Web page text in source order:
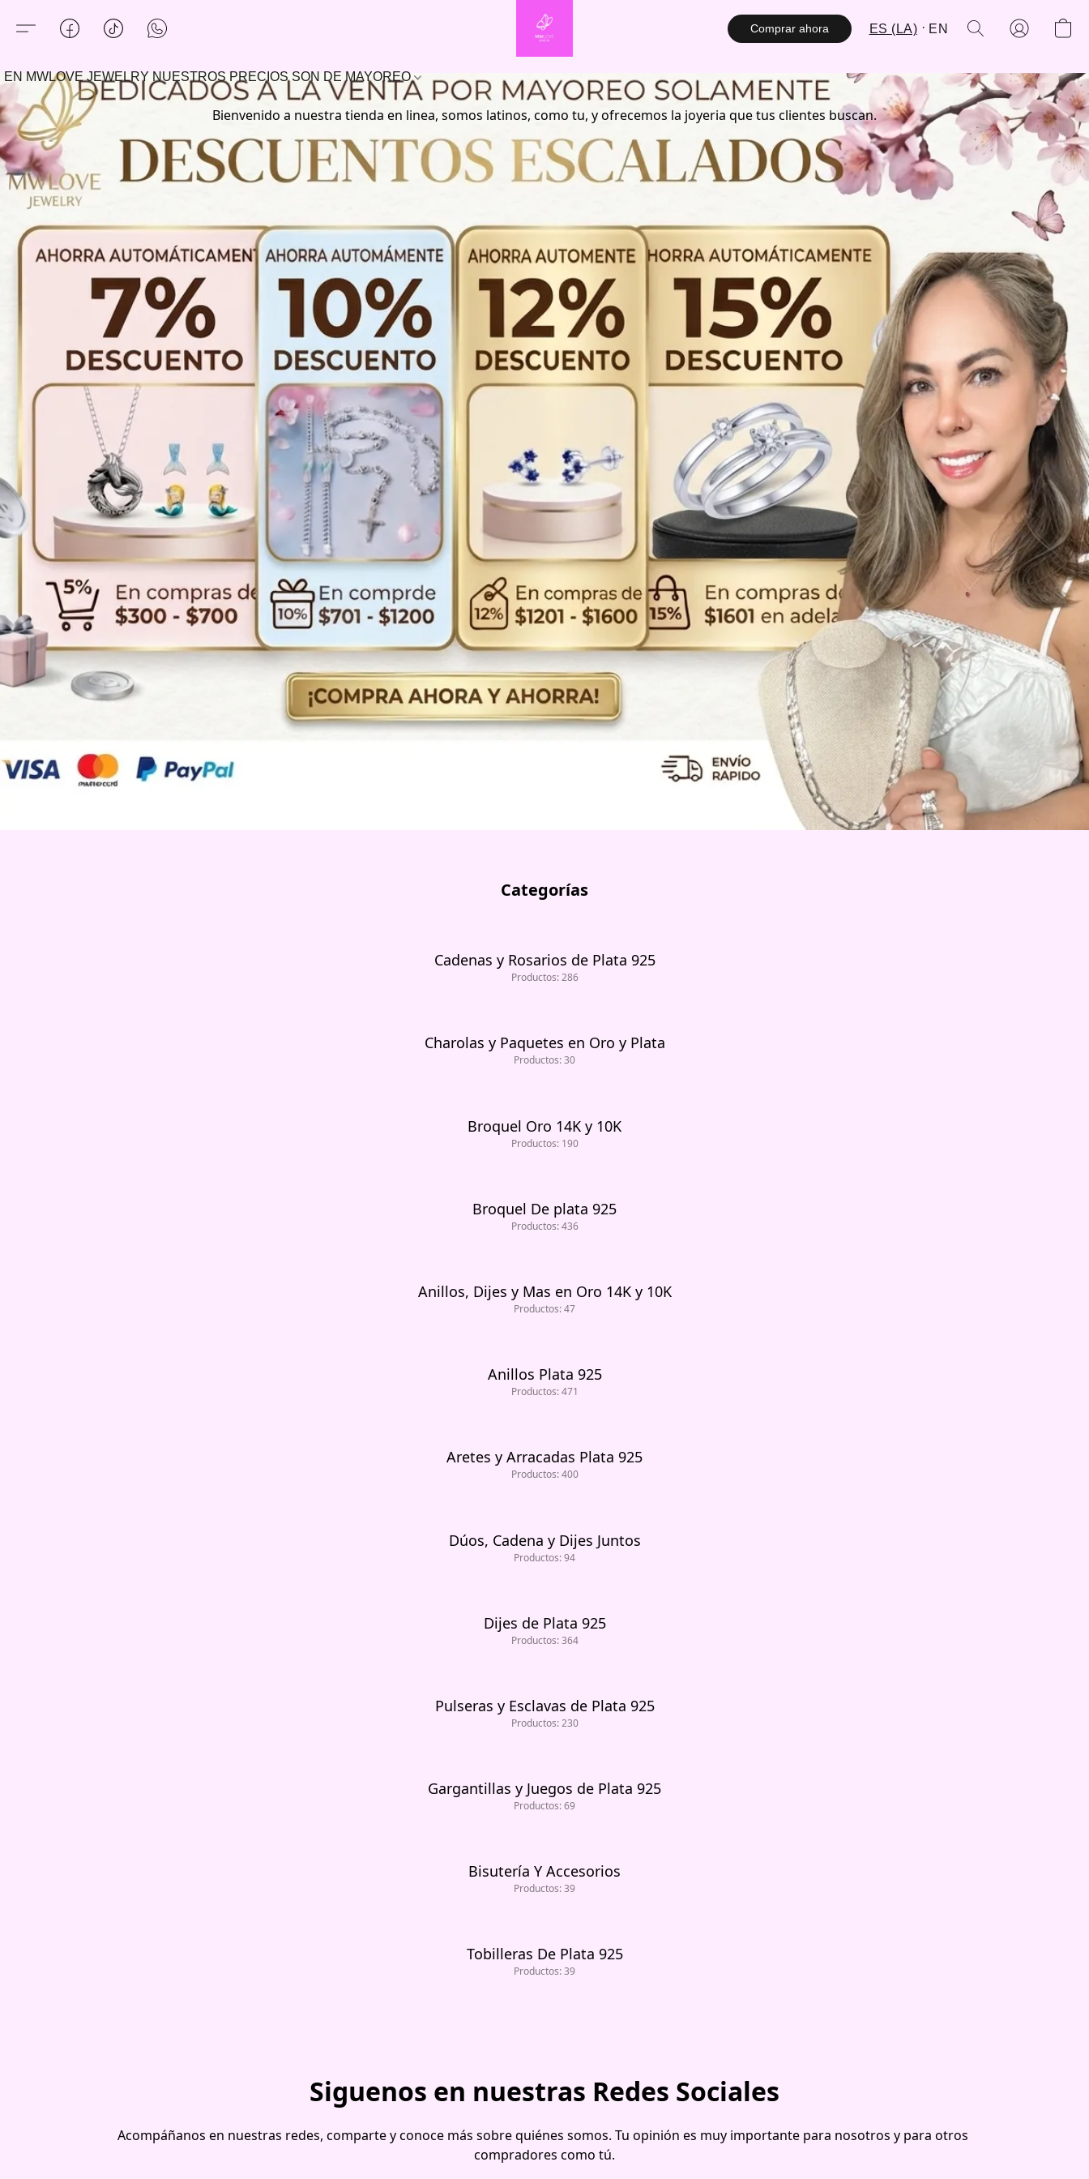
Comprar ahora ES (LA) EN
EN MWLOVE JEWELRY NUESTROS PRECIOS SON DE MAYOREO
Bienvenido a nuestra tienda en linea, somos latinos, como tu, y ofrecemos la joyeria que tus clientes buscan.
Categorías
Cadenas y Rosarios de Plata 925
Productos: 286
Charolas y Paquetes en Oro y Plata
Productos: 30
Broquel Oro 14K y 10K
Productos: 190
Broquel De plata 925
Productos: 436
Anillos, Dijes y Mas en Oro 14K y 10K
Productos: 47
Anillos Plata 925
Productos: 471
Aretes y Arracadas Plata 925
Productos: 400
Dúos, Cadena y Dijes Juntos
Productos: 94
Dijes de Plata 925
Productos: 364
Pulseras y Esclavas de Plata 925
Productos: 230
Gargantillas y Juegos de Plata 925
Productos: 69
Bisutería Y Accesorios
Productos: 39
Tobilleras De Plata 925
Productos: 39
Siguenos en nuestras Redes Sociales
Acompáñanos en nuestras redes, comparte y conoce más sobre quiénes somos. Tu opinión es muy importante para nosotros y para otros
compradores como tú.